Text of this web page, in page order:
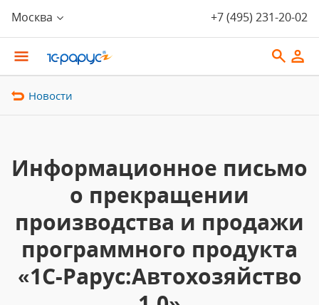
Москва +7 (495) 231-20-02
Новости
Информационное письмо
о прекращении
производства и продажи
программного продукта
«1С-Рарус:Автохозяйство